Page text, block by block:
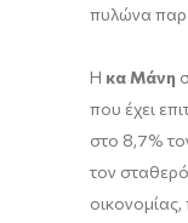
πυλώνα
Η κα Μάνη
που έχει
στο 8,7%
τον